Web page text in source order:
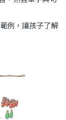
例，讓孩子了解